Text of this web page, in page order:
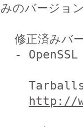
みのバージョ
http://